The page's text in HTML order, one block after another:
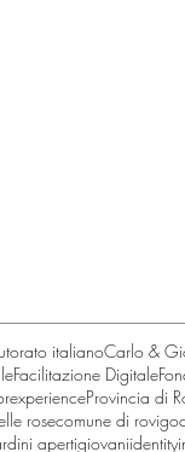
italianoCarlo &
Facilitazione Digitale
Provincia di
rosecomune di rovigo
apertigiovaniidentity